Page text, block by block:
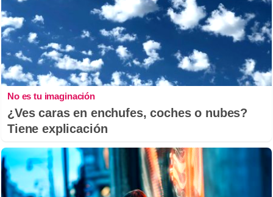
No es tu imaginación
¿Ves caras en enchufes, coches o nubes?
Tiene explicación